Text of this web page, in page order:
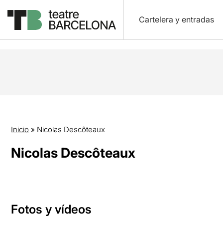
Cartelera y entradas
Inicio » Nicolas Descôteaux
Nicolas Descôteaux
Fotos y vídeos